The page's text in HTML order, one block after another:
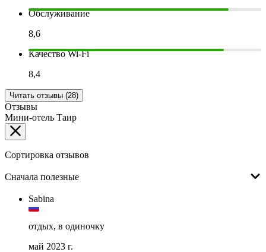
Обслуживание
8,6
Качество Wi-Fi
8,4
Читать отзывы (28)
Отзывы
Мини-отель Таир
Сортировка отзывов
Сначала полезные
Sabina
отдых, в одиночку
май 2023 г.